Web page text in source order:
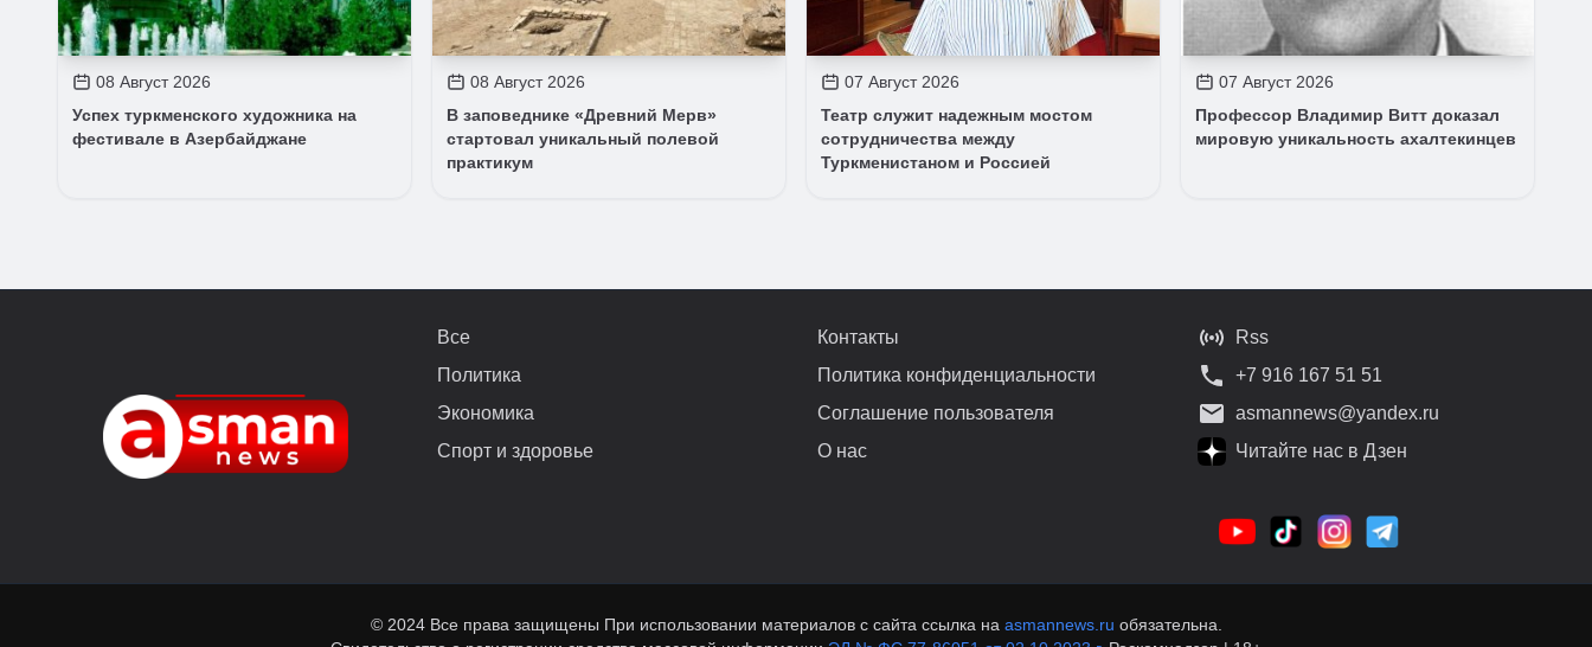
08 Август 2026
Успех туркменского художника на
фестивале в Азербайджане
08 Август 2026
В заповеднике «Древний Мерв»
стартовал уникальный полевой
практикум
07 Август 2026
Театр служит надежным мостом
сотрудничества между
Туркменистаном и Россией
07 Август 2026
Профессор Владимир Витт доказал
мировую уникальность ахалтекинцев
Все
Политика
Экономика
Спорт и здоровье
Контакты
Политика конфиденциальности
Соглашение пользователя
О нас
Rss
+7 916 167 51 51
asmannews@yandex.ru
Читайте нас в Дзен
© 2024 Все права защищены При использовании материалов с сайта ссылка на asmannews.ru обязательна.